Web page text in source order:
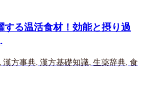
する温活食材！効能と摂り過
, 漢方事典, 漢方基礎知識, 生薬辞典, 食